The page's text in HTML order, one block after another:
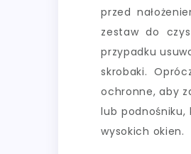
przed
zestaw do
przypadku
skrobaki.
ochronne, aby
lub
wysokich okien.